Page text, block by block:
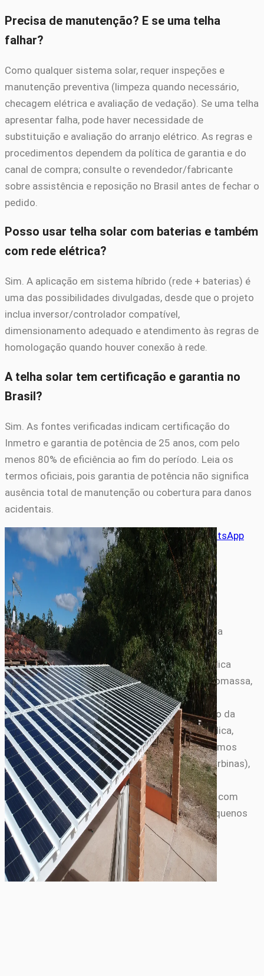
Precisa de manutenção? E se uma telha
falhar?
Como qualquer sistema solar, requer inspeções e
manutenção preventiva (limpeza quando necessário,
checagem elétrica e avaliação de vedação). Se uma telha
apresentar falha, pode haver necessidade de
substituição e avaliação do arranjo elétrico. As regras e
procedimentos dependem da política de garantia e do
canal de compra; consulte o revendedor/fabricante
sobre assistência e reposição no Brasil antes de fechar o
pedido.
Posso usar telha solar com baterias e também
com rede elétrica?
Sim. A aplicação em sistema híbrido (rede + baterias) é
uma das possibilidades divulgadas, desde que o projeto
inclua inversor/controlador compatível,
dimensionamento adequado e atendimento às regras de
homologação quando houver conexão à rede.
A telha solar tem certificação e garantia no
Brasil?
Sim. As fontes verificadas indicam certificação do
Inmetro e garantia de potência de 25 anos, com pelo
menos 80% de eficiência ao fim do período. Leia os
termos oficiais, pois garantia de potência não significa
ausência total de manutenção ou cobertura para danos
acidentais.
Compartilhe este artigoXFacebookLinkedInWhatsApp
Equipe de Energia
A Equipe de Energia do Portal Ekko Green cobre a
transição energética brasileira: energia solar
fotovoltaica residencial e comercial, energia eólica
onshore e offshore, mini geração distribuída, biomassa,
hidrelétrica de pequeno porte e demais fontes
renováveis. Acompanhamos o marco regulatório da
ANEEL, dados de geração da ABSOLAR e ABEEólica,
projetos do MME e leilões A-4/A-5/A-6. Produzimos
guias de custo (R$/kWh, payback de painéis e turbinas),
análises de novos modelos de equipamentos, e
cobertura de tendências de mercado — sempre com
foco em decisões práticas para residências, pequenos
negócios e profissionais do setor.
Artigos relacionados